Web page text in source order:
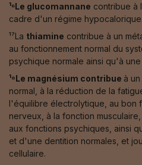
¹⁶Le glucomannane contribue à
cadre d'un régime hypocalorique.
¹⁷La thiamine contribue à un
au fonctionnement normal du
psychique normale ainsi qu'à
¹⁸Le magnésium contribue à
normal, à la réduction de la
l'équilibre électrolytique, au bon
nerveux, à la fonction
aux fonctions psychiques, ainsi
et d'une dentition normales, et
cellulaire.